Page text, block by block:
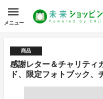
メニュー
商品
感謝レター＆チャリティ
ド、限定フォトブック、